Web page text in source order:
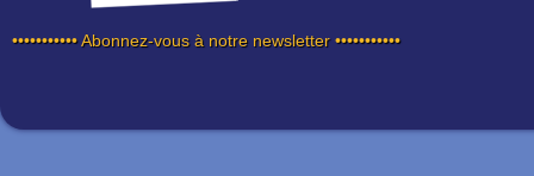
••••••••••• Abonnez-vous à notre newsletter •••••••••••